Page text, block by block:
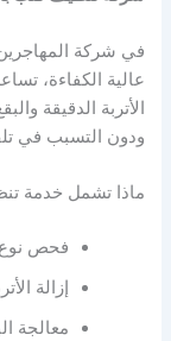
في شركة
عالية الكفاءة،
الأتربة الدقيقة
ودون التسبب في
ماذا تشمل خدمة
فحص نوع
إزالة
معالجة